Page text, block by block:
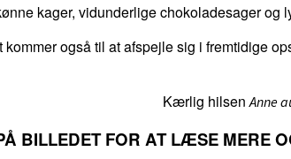
kager, vidunderlige chokoladesager
også til at afspejle sig i fremtidige
Kærlig hilsenAnne
BILLEDET FOR AT LÆSE MERE